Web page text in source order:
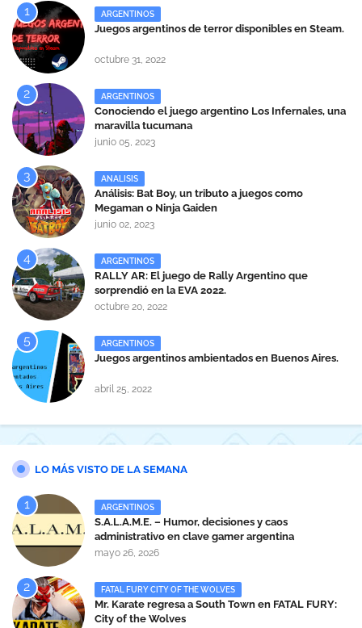
ARGENTINOS
Juegos argentinos de terror disponibles en Steam.
octubre 31, 2022
ARGENTINOS
Conociendo el juego argentino Los Infernales, una
maravilla tucumana
junio 05, 2023
ANALISIS
Análisis: Bat Boy, un tributo a juegos como
Megaman o Ninja Gaiden
junio 02, 2023
ARGENTINOS
RALLY AR: El juego de Rally Argentino que
sorprendió en la EVA 2022.
octubre 20, 2022
ARGENTINOS
Juegos argentinos ambientados en Buenos Aires.
abril 25, 2022
LO MÁS VISTO DE LA SEMANA
ARGENTINOS
S.A.L.A.M.E. – Humor, decisiones y caos
administrativo en clave gamer argentina
mayo 26, 2026
FATAL FURY CITY OF THE WOLVES
Mr. Karate regresa a South Town en FATAL FURY:
City of the Wolves